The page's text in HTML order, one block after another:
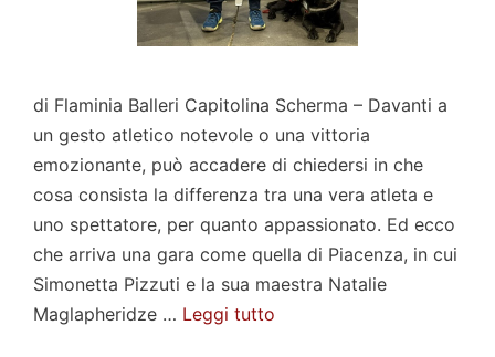
di Flaminia Balleri Capitolina Scherma – Davanti a
un gesto atletico notevole o una vittoria
emozionante, può accadere di chiedersi in che
cosa consista la differenza tra una vera atleta e
uno spettatore, per quanto appassionato. Ed ecco
che arriva una gara come quella di Piacenza, in cui
Simonetta Pizzuti e la sua maestra Natalie
Maglapheridze … Leggi tutto